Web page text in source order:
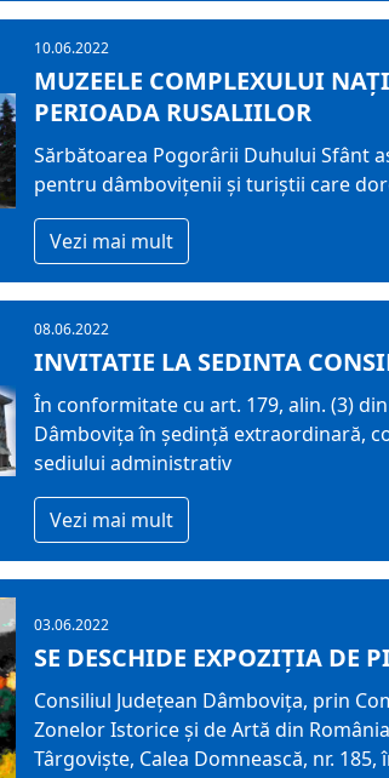
10.06.2022
MUZEELE COMPLEXULUI
PERIOADA RUSALIILOR
Sărbătoarea Pogorârii Duhului Sfânt
pentru dâmboviţenii şi turiştii care
Vezi mai mult
08.06.2022
INVITATIE LA SEDINTA
În conformitate cu art. 179, alin. (3)
Dâmboviţa în şedinţă extraordinară,
sediului administrativ
Vezi mai mult
03.06.2022
SE DESCHIDE EXPOZIŢIA DE
Consiliul Județean Dâmbovița, prin
Zonelor Istorice și de Artă din
Târgovişte, Calea Domnească, nr.